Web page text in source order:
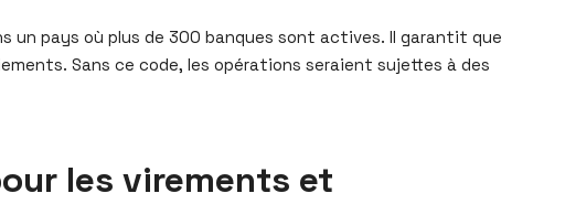
un pays où plus de 300 banques sont actives. Il garantit que
Sans ce code, les opérations seraient sujettes à des
les virements et